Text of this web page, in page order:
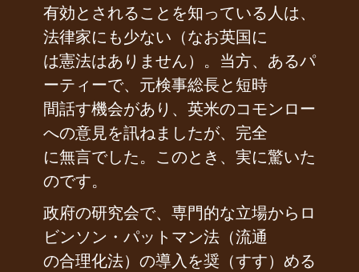
有効とされることを知っている人は、
法律家にも少ない（なお英国に
は憲法はありません）。当方、あるパ
ーティーで、元検事総長と短時
間話す機会があり、英米のコモンロー
への意見を訊ねましたが、完全
に無言でした。このとき、実に驚いた
のです。
政府の研究会で、専門的な立場からロ
ビンソン・パットマン法（流通
の合理化法）の導入を奨（すす）める